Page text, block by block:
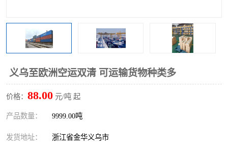
义乌至欧洲空运双清 可运输货物种类多
价格： 88.00 元/吨 起
产品数量： 9999.00吨
发货地址： 浙江省金华义乌市